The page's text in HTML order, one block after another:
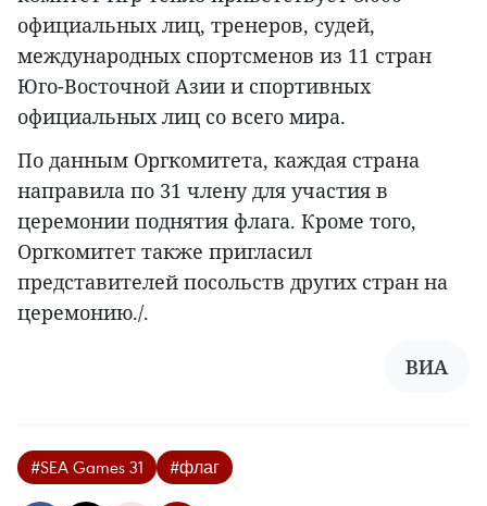
официальных лиц, тренеров, судей,
международных спортсменов из 11 стран
Юго-Восточной Азии и спортивных
официальных лиц со всего мира.
По данным Оргкомитета, каждая страна
направила по 31 члену для участия в
церемонии поднятия флага. Кроме того,
Оргкомитет также пригласил
представителей посольств других стран на
церемонию./.
ВИА
#SEA Games 31 #флаг